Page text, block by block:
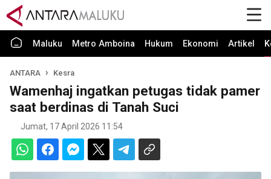
Maluku Metro Amboina Hukum Ekonomi Artikel
ANTARA Kesra
Wamenhaj ingatkan petugas tidak pamer
saat berdinas di Tanah Suci
Jumat, 17 April 2026 11:54